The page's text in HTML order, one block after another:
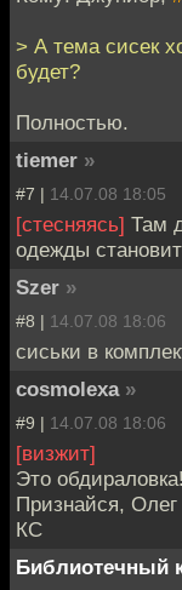
> А тема сисек
будет?
Полностью.
tiemer »
#7 | 14.07.08 18:05
[стесняясь] Там
одежды
Szer »
#8 | 14.07.08 18:06
сиськи в
cosmolexa »
#9 | 14.07.08 18:06
[визжит]
Это обдираловка!
Признайся,
КС
Библиотечный